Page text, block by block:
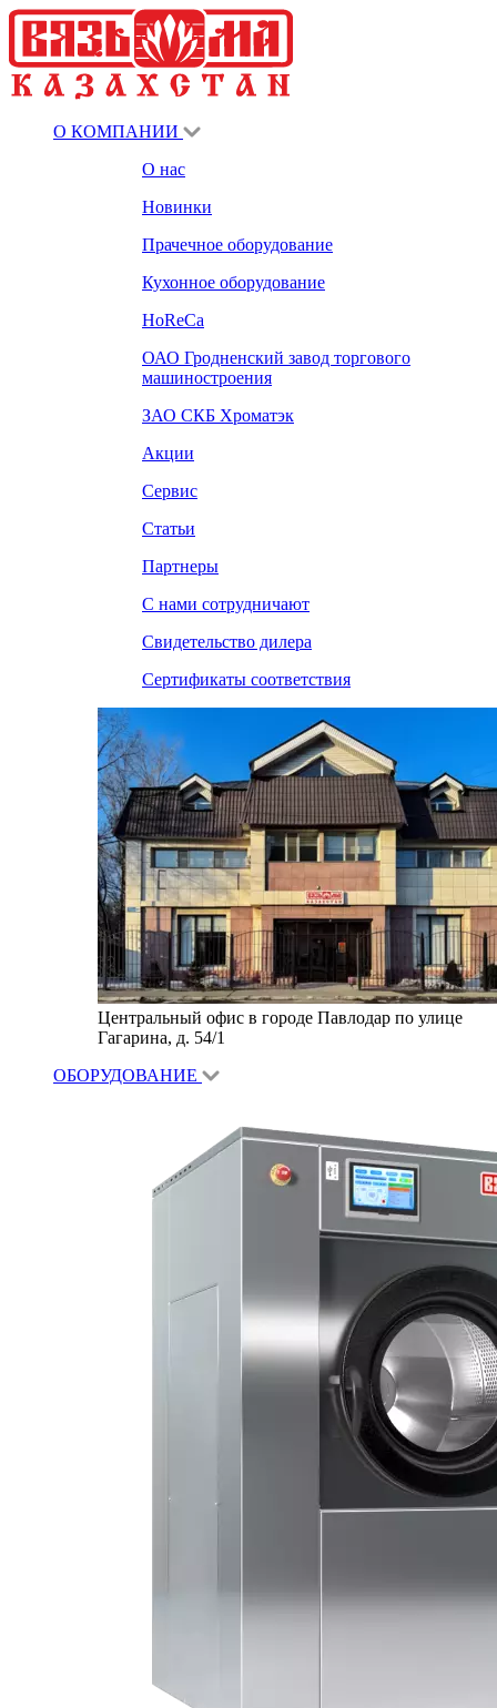
О КОМПАНИИ
О нас
Новинки
Прачечное оборудование
Кухонное оборудование
HoReCa
ОАО Гродненский завод торгового
машиностроения
ЗАО СКБ Хроматэк
Акции
Сервис
Статьи
Партнеры
С нами сотрудничают
Свидетельство дилера
Сертификаты соответствия
Центральный офис в городе Павлодар по улице
Гагарина, д. 54/1
ОБОРУДОВАНИЕ